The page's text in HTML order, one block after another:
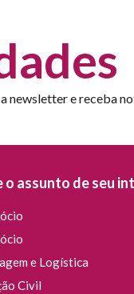
newsletter e receba
o assunto de seu
e Logística
Civil